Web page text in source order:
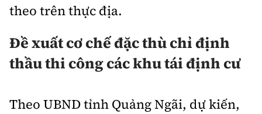
theo trên thực địa.
Đề xuất cơ chế đặc thù chỉ định
thầu thi công các khu tái định cư
Theo UBND tỉnh Quảng Ngãi, dự kiến,